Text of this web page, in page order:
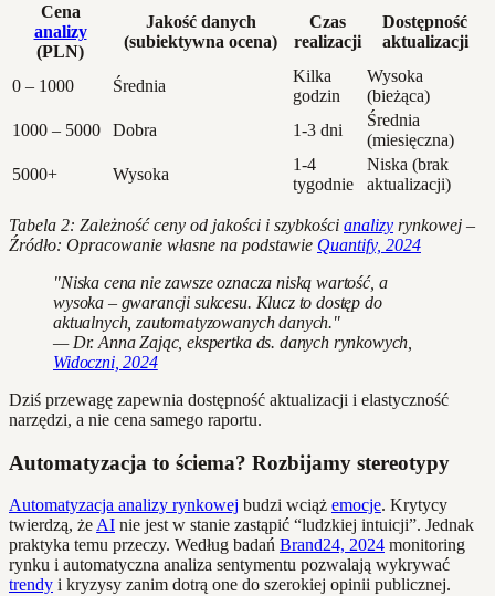
Cena
analizy
(PLN)
Jakość danych
(subiektywna ocena)
Czas
realizacji
Dostępność
aktualizacji
0 – 1000 Średnia
Kilka
godzin
Wysoka
(bieżąca)
1000 – 5000
Dobra 1-3 dni
Średnia
(miesięczna)
5000+
Wysoka
1-4
tygodnie
Niska (brak
aktualizacji)
Tabela 2: Zależność ceny od jakości i szybkości analizy rynkowej –
Źródło: Opracowanie własne na podstawie Quantify, 2024
"Niska cena nie zawsze oznacza niską wartość, a
wysoka – gwarancji sukcesu. Klucz to dostęp do
aktualnych, zautomatyzowanych danych."
— Dr. Anna Zając, ekspertka ds. danych rynkowych,
Widoczni, 2024
Dziś przewagę zapewnia dostępność aktualizacji i elastyczność
narzędzi, a nie cena samego raportu.
Automatyzacja to ściema? Rozbijamy stereotypy
Automatyzacja analizy rynkowej budzi wciąż emocje. Krytycy
twierdzą, że AI nie jest w stanie zastąpić “ludzkiej intuicji”. Jednak
praktyka temu przeczy. Według badań Brand24, 2024 monitoring
rynku i automatyczna analiza sentymentu pozwalają wykrywać
trendy i kryzysy zanim dotrą one do szerokiej opinii publicznej.